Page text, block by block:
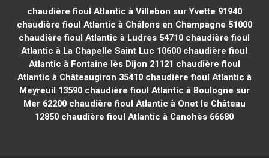
chaudière fioul Atlantic à Villebon sur Yvette 91940
chaudière fioul Atlantic à Châlons en Champagne 51000
chaudière fioul Atlantic à Ludres 54710 chaudière fioul
Atlantic à La Chapelle Saint Luc 10600 chaudière fioul
Atlantic à Fontaine lès Dijon 21121 chaudière fioul
Atlantic à Châteaugiron 35410chaudière fioul Atlantic à
Meyreuil 13590chaudière fioul Atlantic à Boulogne sur
Mer 62200chaudière fioul Atlantic à Onet le Château
12850 chaudière fioul Atlantic à Canohès 66680